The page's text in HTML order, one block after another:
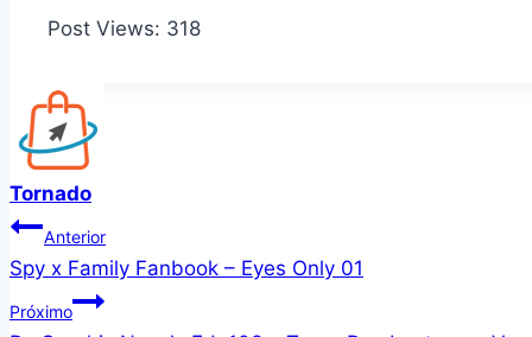
Post Views: 318
Tornado
Navegação
de
Anterior
Spy x Family Fanbook – Eyes Only 01
Próximo